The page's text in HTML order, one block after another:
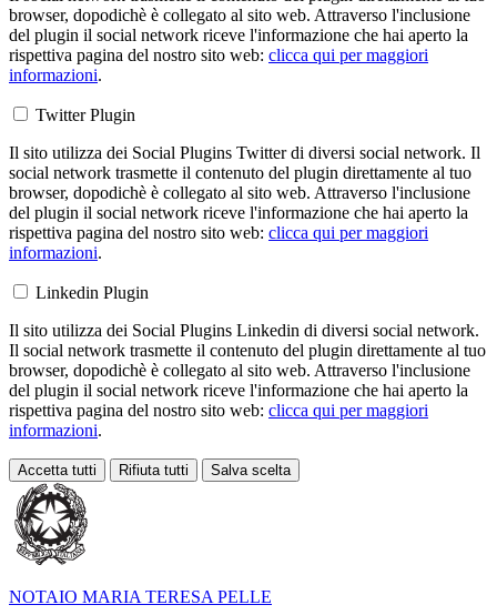
browser, dopodichè è collegato al sito web. Attraverso l'inclusione
del plugin il social network riceve l'informazione che hai aperto la
rispettiva pagina del nostro sito web: clicca qui per maggiori
informazioni.
Twitter Plugin
Il sito utilizza dei Social Plugins Twitter di diversi social network. Il
social network trasmette il contenuto del plugin direttamente al tuo
browser, dopodichè è collegato al sito web. Attraverso l'inclusione
del plugin il social network riceve l'informazione che hai aperto la
rispettiva pagina del nostro sito web: clicca qui per maggiori
informazioni.
Linkedin Plugin
Il sito utilizza dei Social Plugins Linkedin di diversi social network.
Il social network trasmette il contenuto del plugin direttamente al tuo
browser, dopodichè è collegato al sito web. Attraverso l'inclusione
del plugin il social network riceve l'informazione che hai aperto la
rispettiva pagina del nostro sito web: clicca qui per maggiori
informazioni.
Accetta tutti Rifiuta tutti Salva scelta
Loading...
NOTAIO MARIA TERESA PELLE